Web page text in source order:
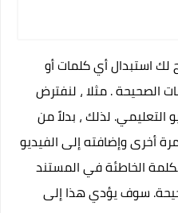
لك استبدال أي كلمات أو
الصحيحة . مثلا ، لنفترض
لذلك ، بدلاً من
أخرى وإضافته إلى الفيديو
الخاطئة في المستند
سوف يؤدي هذا إلى